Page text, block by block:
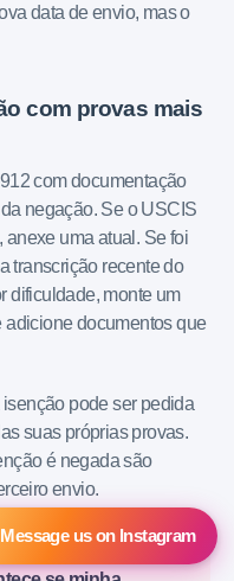
data de envio, mas o
com provas mais
com documentação
negação. Se o USCIS
anexe uma atual. Se foi
transcrição recente do
dificuldade, monte um
documentos que
pode ser pedida
suas próprias provas.
é negada são
envio.
Message us on Instagram